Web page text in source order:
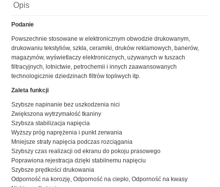
Opis
Podanie
Powszechnie stosowane w elektronicznym obwodzie drukowanym,
drukowaniu tekstyliów, szkła, ceramiki, druków reklamowych, banerów,
magazynów, wyświetlaczy elektronicznych, używanych w tuszach
filtracyjnych, lotnictwie, petrochemii i innych zaawansowanych
technologicznie dziedzinach filtrów topliwych itp.
Zaleta funkcji
Szybsze napinanie bez uszkodzenia nici
Zwiększona wytrzymałość tkaniny
Szybsza stabilizacja napięcia
Wyższy próg naprężenia i punkt zerwania
Mniejsze straty napięcia podczas rozciągania
Szybszy czas realizacji od ekranu do pokoju prasowego
Poprawiona rejestracja dzięki stabilnemu napięciu
Szybsze prędkości drukowania
Odporność na korozję, Odporność na ciepło, Odporność na kwasy